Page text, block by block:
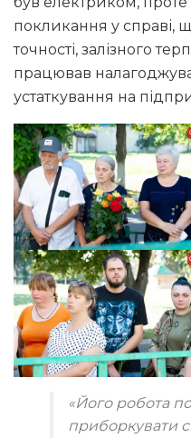
покликання у справі,
точності, залізного
працював
устаткування на
«Його робота
приборкувати